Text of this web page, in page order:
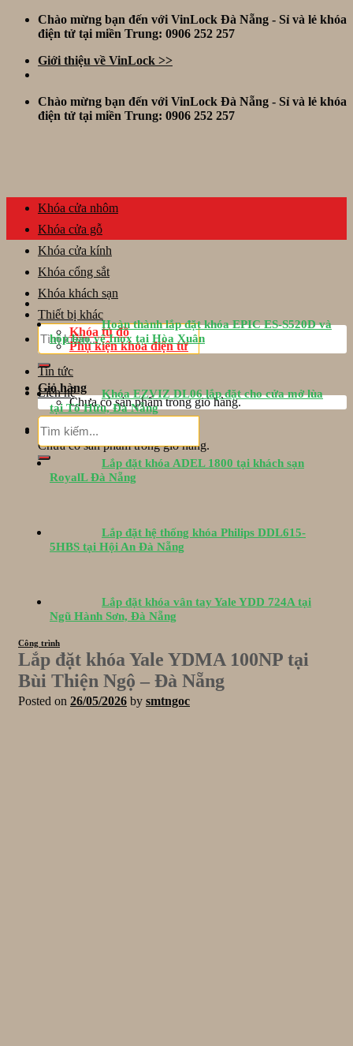
Skip
Chào mừng bạn đến với VinLock Đà Nẵng - Sỉ và lẻ khóa
điện tử tại miền Trung: 0906 252 257
Giới thiệu về VinLock >>
Chào mừng bạn đến với VinLock Đà Nẵng - Sỉ và lẻ khóa
điện tử tại miền Trung: 0906 252 257
Tìm
kiếm:
Giỏ hàng
Chưa có sản phẩm trong giỏ hàng.
Giỏ hàng
Chưa có sản phẩm trong giỏ hàng.
Khóa cửa nhôm
Khóa cửa gỗ
Khóa cửa kính
Khóa cổng sắt
Khóa khách sạn
Thiết bị khác
Khóa tủ đồ
Phụ kiện khóa điện tử
Tin tức
Liên hệ
Tìm
kiếm:
Hoàn thành lắp đặt khóa EPIC ES-S520D và
hộp bảo vệ Inox tại Hòa Xuân
Khóa EZVIZ DL06 lắp đặt cho cửa mở lùa
tại Tố Hữu, Đà Nẵng
Lắp đặt khóa ADEL 1800 tại khách sạn
RoyalL Đà Nẵng
Lắp đặt hệ thống khóa Philips DDL615-
5HBS tại Hội An Đà Nẵng
Lắp đặt khóa vân tay Yale YDD 724A tại
Ngũ Hành Sơn, Đà Nẵng
Công trình
Lắp đặt khóa Yale YDMA 100NP tại
Bùi Thiện Ngộ – Đà Nẵng
Posted on 26/05/2026 by smtngoc